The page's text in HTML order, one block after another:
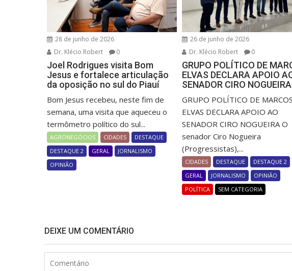
28 de junho de 2026
Dr. Klécio Robert
0
Joel Rodrigues visita Bom
Jesus e fortalece articulação
da oposição no sul do Piauí
Bom Jesus recebeu, neste fim de
semana, uma visita que aqueceu o
termômetro político do sul...
AGRONEGÓCIOS CIDADES
DESTAQUE
DESTAQUE 2
GERAL
JORNALISMO
OPINIÃO
26 de junho de 2026
Dr. Klécio Robert
0
GRUPO POLÍTICO DE
ELVAS DECLARA APOIO
SENADOR CIRO NOGUEIRA
GRUPO POLÍTICO DE MARCOS
ELVAS DECLARA APOIO AO
SENADOR CIRO NOGUEIRA O
senador Ciro Nogueira
(Progressistas),...
CIDADES DESTAQUE
DESTAQUE 2
GERAL
JORNALISMO
OPINIÃO
POLÍTICA
SEM CATEGORIA
DEIXE UM COMENTÁRIO